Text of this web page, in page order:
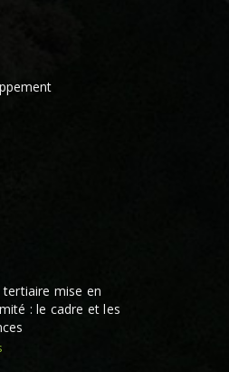
tertiaire mise en
: le cadre et les